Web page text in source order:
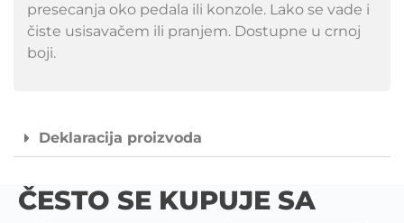
presecanja oko pedala ili konzole. Lako se vade i
čiste usisavačem ili pranjem. Dostupne u crnoj
boji.
Deklaracija proizvoda
ČESTO SE KUPUJE SA